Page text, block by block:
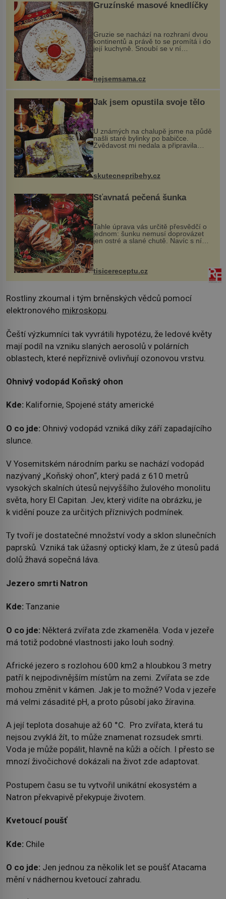
Gruzínské masové knedlíčky
Gruzie se nachází na rozhraní dvou
kontinentů a právě to se promítá i do
její kuchyně. Snoubí se v ní
evropské a asijské chutě a díky tomu
pokrmy, které rozhodně st...
nejsemsama.cz
Jak jsem opustila svoje tělo
U známých na chalupě jsme na půdě
našli staré bylinky po babičce.
Zvědavost mi nedala a připravila
jsem si z nich lektvar… Zimní pobyt
na chalupě se pro mě vlastní vinou
změnil v děsivý zážitek, na kt...
skutecnepribehy.cz
Šťavnatá pečená šunka
Tahle úprava vás určitě přesvědčí o
jednom: šunku nemusí doprovázet
jen ostré a slané chutě. Navíc s ní
nakrmíte poměrně hodně hladových
krků. Ingredience sádlo 3 kg šunky
vcelku 3 stroužky česneku hl...
tisicereceptu.cz
Rostliny zkoumal i tým brněnských vědců pomocí
elektronového mikroskopu.
Čeští výzkumníci tak vyvrátili hypotézu, že ledové květy
mají podíl na vzniku slaných aerosolů v polárních
oblastech, které nepříznivě ovlivňují ozonovou vrstvu.
Ohnivý vodopád Koňský ohon
Kde: Kalifornie, Spojené státy americké
O co jde: Ohnivý vodopád vzniká díky září zapadajícího
slunce.
V Yosemitském národním parku se nachází vodopád
nazývaný „Koňský ohon“, který padá z 610 metrů
vysokých skalních útesů nejvyššího žulového monolitu
světa, hory El Capitan. Jev, který vidíte na obrázku, je
k vidění pouze za určitých příznivých podmínek.
Ty tvoří je dostatečné množství vody a sklon slunečních
paprsků. Vzniká tak úžasný optický klam, že z útesů padá
dolů žhavá sopečná láva.
Jezero smrti Natron
Kde: Tanzanie
O co jde: Některá zvířata zde zkameněla. Voda v jezeře
má totiž podobné vlastnosti jako louh sodný.
Africké jezero s rozlohou 600 km2 a hloubkou 3 metry
patří k nejpodivnějším místům na zemi. Zvířata se zde
mohou změnit v kámen. Jak je to možné? Voda v jezeře
má velmi zásadité pH, a proto působí jako žíravina.
A její teplota dosahuje až 60 °C. Pro zvířata, která tu
nejsou zvyklá žít, to může znamenat rozsudek smrti.
Voda je může popálit, hlavně na kůži a očích. I přesto se
mnozí živočichové dokázali na život zde adaptovat.
Postupem času se tu vytvořil unikátní ekosystém a
Natron překvapivě překypuje životem.
Kvetoucí poušť
Kde: Chile
O co jde: Jen jednou za několik let se poušť Atacama
mění v nádhernou kvetoucí zahradu.